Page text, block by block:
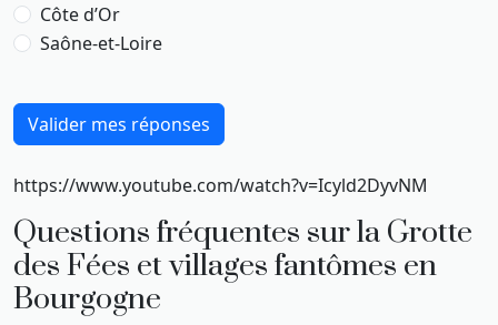
Côte d’Or
Saône-et-Loire
Valider mes réponses
https://www.youtube.com/watch?v=Icyld2DyvNM
Questions fréquentes sur la Grotte
des Fées et villages fantômes en
Bourgogne